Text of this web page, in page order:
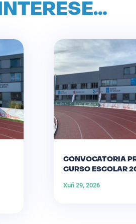
CONVOCATORIA
CURSO ESCOLAR
Xuñ 29, 2026